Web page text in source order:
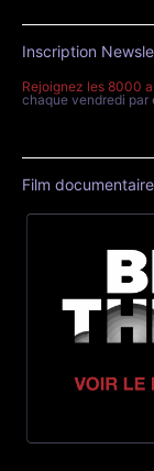
Inscription
Rejoignez les 8000
chaque vendredi par
Film documentaire